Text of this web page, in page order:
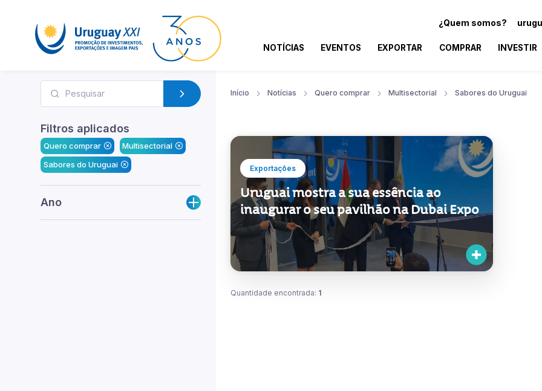
¿Quem somos?
NOTÍCIAS EVENTOS EXPORTAR COMPRAR INVESTIR
Filtros aplicados
Quero comprar
Multisectorial
Sabores do Uruguai
Ano
Início Notícias Quero comprar Multisectorial Sabores do Uruguai
Exportações
Uruguai mostra a sua essência ao
inaugurar o seu pavilhão na Dubai Expo
Quantidade encontrada: 1